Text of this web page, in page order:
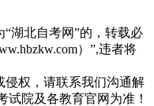
湖北自考网”的，转载必
）”,违者将
侵权，请联系我们沟通解
试院及各教育官网为准！